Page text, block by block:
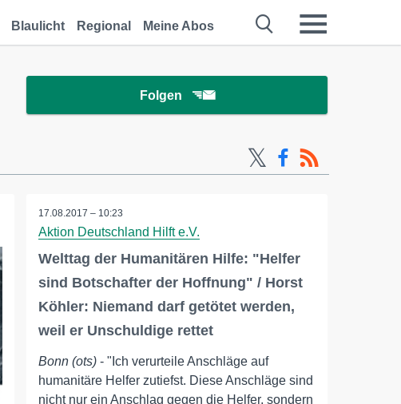
Blaulicht Regional Meine Abos
Folgen
17.08.2017 – 10:23
Aktion Deutschland Hilft e.V.
Welttag der Humanitären Hilfe: "Helfer
sind Botschafter der Hoffnung" / Horst
Köhler: Niemand darf getötet werden,
weil er Unschuldige rettet
Bonn (ots) - "Ich verurteile Anschläge auf
humanitäre Helfer zutiefst. Diese Anschläge sind
nicht nur ein Anschlag gegen die Helfer, sondern